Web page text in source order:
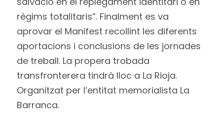
règims totalitaris”. Finalment es va
aprovar el Manifest recollint les diferents
aportacions i conclusions de les jornades
de treball. La propera trobada
transfronterera tindrà lloc a La Rioja.
Organitzat per l’entitat memorialista La
Barranca.